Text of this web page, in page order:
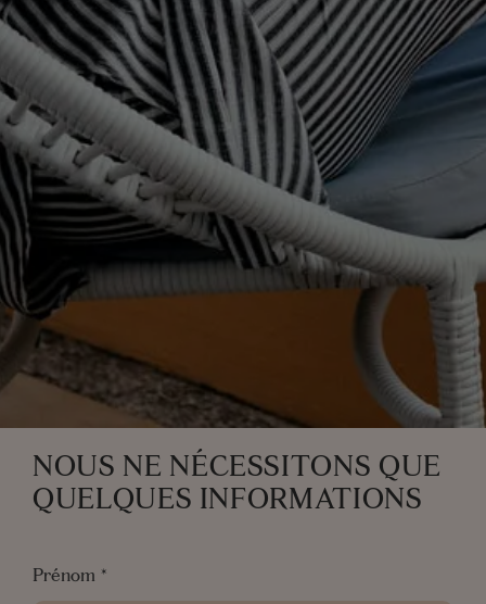
NOUS NE NÉCESSITONS QUE
QUELQUES INFORMATIONS
Prénom *